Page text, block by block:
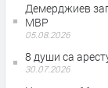
Демерджиев
МВР
05.08.2026
8 души са
30.07.2026